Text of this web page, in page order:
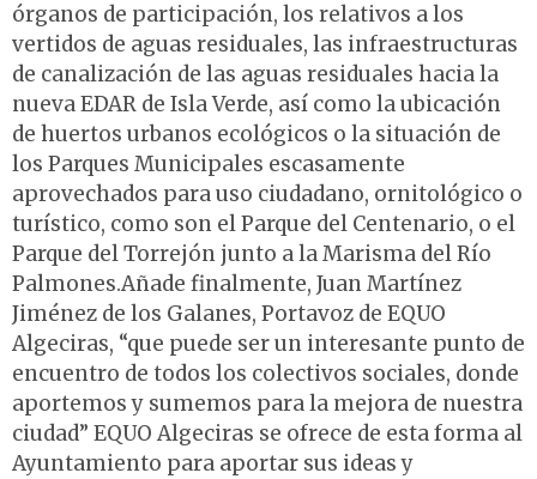
órganos de participación, los relativos a los
vertidos de aguas residuales, las infraestructuras
de canalización de las aguas residuales hacia la
nueva EDAR de Isla Verde, así como la ubicación
de huertos urbanos ecológicos o la situación de
los Parques Municipales escasamente
aprovechados para uso ciudadano, ornitológico o
turístico, como son el Parque del Centenario, o el
Parque del Torrejón junto a la Marisma del Río
Palmones.Añade finalmente, Juan Martínez
Jiménez de los Galanes, Portavoz de EQUO
Algeciras, “que puede ser un interesante punto de
encuentro de todos los colectivos sociales, donde
aportemos y sumemos para la mejora de nuestra
ciudad” EQUO Algeciras se ofrece de esta forma al
Ayuntamiento para aportar sus ideas y